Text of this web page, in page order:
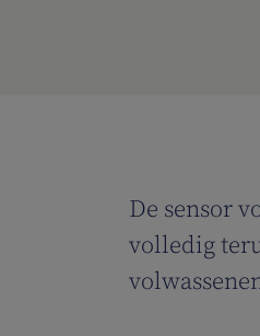
De sensor
volledig